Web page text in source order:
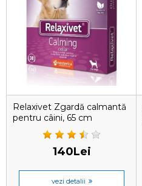
Relaxivet Zgardă calmantă
pentru câini, 65 cm
140Lei
vezi detalii